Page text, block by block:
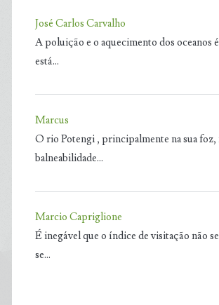
José Carlos Carvalho
A poluição e o aquecimento dos oceanos
está…
Marcus
O rio Potengi , principalmente na sua foz,
balneabilidade…
Marcio Capriglione
É inegável que o índice de visitação não
se…